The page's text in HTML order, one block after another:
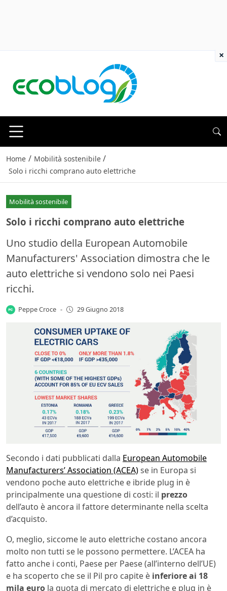
Home / Mobilità sostenibile /
Solo i ricchi comprano auto elettriche
Mobilità sostenibile
Solo i ricchi comprano auto elettriche
Uno studio della European Automobile
Manufacturers' Association dimostra che le
auto elettriche si vendono solo nei Paesi
ricchi.
Peppe Croce - 29 Giugno 2018
Secondo i dati pubblicati dalla European Automobile
Manufacturers’ Association (ACEA)se in Europa si
vendono poche auto elettriche e ibride plug in è
principalmente una questione di costi: il prezzo
dell’auto è ancora il fattore determinante nella scelta
d’acquisto.
O, meglio, siccome le auto elettriche costano ancora
molto non tutti se le possono permettere. L’ACEA ha
fatto anche i conti, Paese per Paese (all’interno dell’UE)
e ha scoperto che se il Pil pro capite è inferiore ai 18
mila euro la quota di mercato di elettriche e plug in è
×